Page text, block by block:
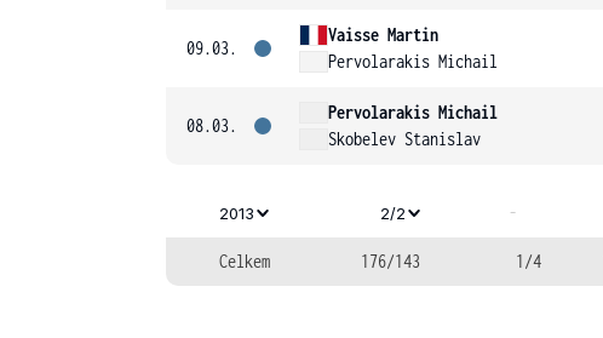
09.03.
Vaisse Martin
Pervolarakis Michail
08.03.
Pervolarakis Michail
Skobelev Stanislav
2013 2/2 -
Celkem 176/143 1/4